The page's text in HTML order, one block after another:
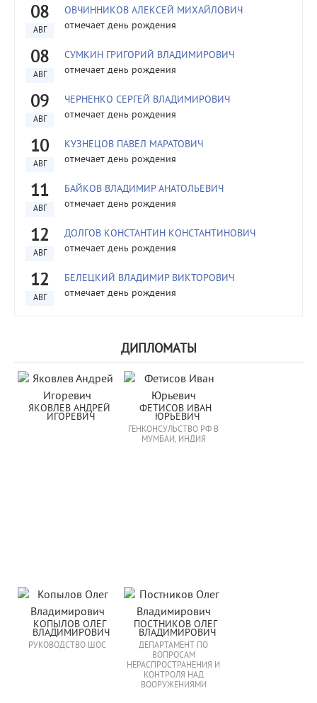
08
АВГ
ОВЧИННИКОВ АЛЕКСЕЙ МИХАЙЛОВИЧ
отмечает день рождения
08
АВГ
СУМКИН ГРИГОРИЙ ВЛАДИМИРОВИЧ
отмечает день рождения
09
АВГ
ЧЕРНЕНКО СЕРГЕЙ ВЛАДИМИРОВИЧ
отмечает день рождения
10
АВГ
КУЗНЕЦОВ ПАВЕЛ МАРАТОВИЧ
отмечает день рождения
11
АВГ
БАЙКОВ ВЛАДИМИР АНАТОЛЬЕВИЧ
отмечает день рождения
12
АВГ
ДОЛГОВ КОНСТАНТИН КОНСТАНТИНОВИЧ
отмечает день рождения
12
АВГ
БЕЛЕЦКИЙ ВЛАДИМИР ВИКТОРОВИЧ
отмечает день рождения
ДИПЛОМАТЫ
ЯКОВЛЕВ АНДРЕЙ
ИГОРЕВИЧ
ФЕТИСОВ ИВАН
ЮРЬЕВИЧ
ГЕНКОНСУЛЬСТВО РФ В
МУМБАИ, ИНДИЯ
КОПЫЛОВ ОЛЕГ
ВЛАДИМИРОВИЧ
РУКОВОДСТВО ШОС
ПОСТНИКОВ ОЛЕГ
ВЛАДИМИРОВИЧ
ДЕПАРТАМЕНТ ПО
ВОПРОСАМ
НЕРАСПРОСТРАНЕНИЯ И
КОНТРОЛЯ НАД
ВООРУЖЕНИЯМИ